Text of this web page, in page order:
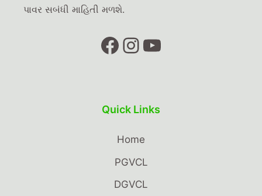
પાવર સબંધી માહિતી મળશે.
Quick Links
Home
PGVCL
DGVCL